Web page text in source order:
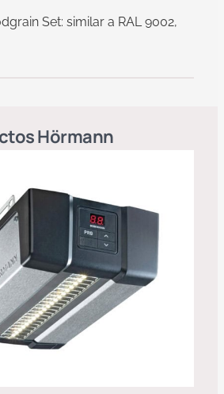
Set: similar a RAL 9002,
Hörmann